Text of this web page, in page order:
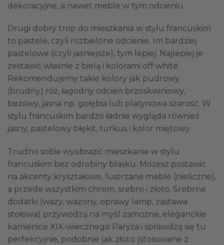
dekoracyjne, a nawet meble w tym odcieniu.
Drugi dobry trop do mieszkania w stylu francuskim
to pastele, czyli rozbielone odcienie. Im bardziej
pastelowe (czyli jaśniejsze), tym lepiej. Najlepiej je
zestawić właśnie z bielą i kolorami off white.
Rekomendujemy takie kolory jak pudrowy
(brudny) róż, łagodny odcień brzoskwiniowy,
beżowy, jasna np. gołębia lub platynowa szarość. W
stylu francuskim bardzo ładnie wygląda również
jasny, pastelowy błękit, turkus i kolor miętowy.
Trudno sobie wyobrazić mieszkanie w stylu
francuskim bez odrobiny blasku. Możesz postawić
na akcenty kryształowe, lustrzane meble (nieliczne),
a przede wszystkim chrom, srebro i złoto. Srebrne
dodatki (wazy, wazony, oprawy lamp, zastawa
stołowa) przywodzą na myśl zamożne, eleganckie
kamienice XIX-wiecznego Paryża i sprawdzą się tu
perfekcyjnie, podobnie jak złoto (stosowane z